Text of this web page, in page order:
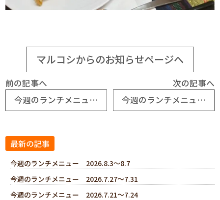
マルコシからのお知らせページへ
前の記事へ
今週のランチメニュー 2024.12.9～12.13
次の記事へ
今週のランチメニュー 2024.12.23～12.26
最新の記事
今週のランチメニュー 2026.8.3～8.7
今週のランチメニュー 2026.7.27～7.31
今週のランチメニュー 2026.7.21～7.24